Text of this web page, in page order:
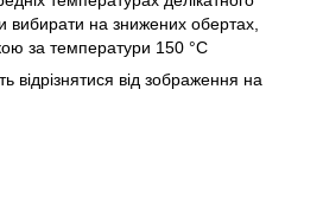
на знижених обертах,
за температури 150 °C
відрізнятися від зображення на